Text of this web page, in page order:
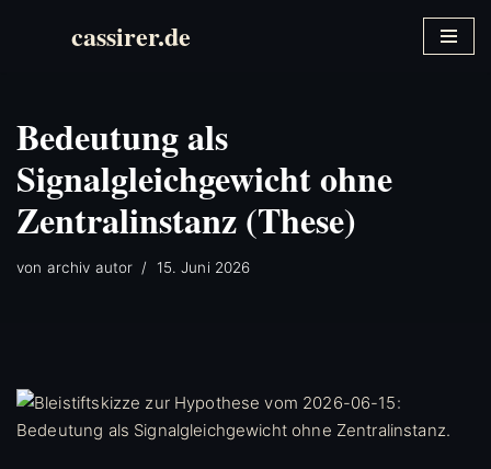
cassirer.de
Bedeutung als
Signalgleichgewicht ohne
Zentralinstanz (These)
von archiv autor 15. Juni 2026